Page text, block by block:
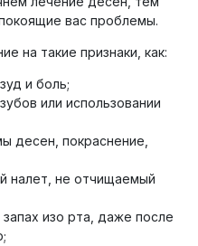
вас проблемы.
на такие признаки, как:
и боль;
или использовании
десен, покраснение,
налет, не отчищаемый
изо рта, даже после